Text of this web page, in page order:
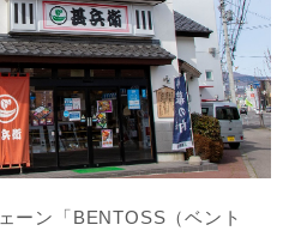
ーン「BENTOSS（ベント